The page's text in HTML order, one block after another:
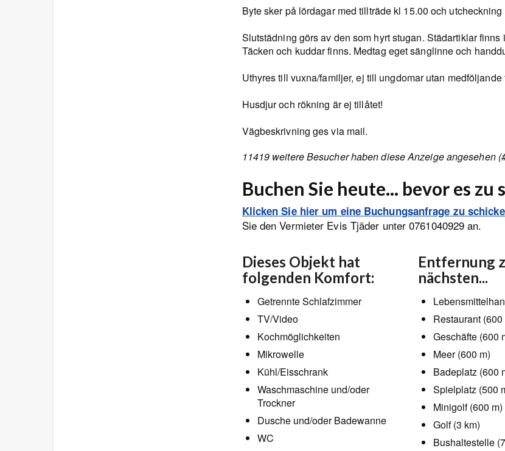
Byte sker på lördagar med tillträde kl 15.00 och
Slutstädning görs av den som hyrt stugan. Städartiklar finns
Täcken och kuddar finns. Medtag eget sänglinne och
Uthyres till vuxna/familjer, ej till ungdomar utan medföljande
Husdjur och rökning är ej tillåtet!
Vägbeskrivning ges via mail.
11419 weitere Besucher haben diese Anzeige angesehen
Buchen Sie heute... bevor es zu
Klicken Sie hier um eine Buchungsanfrage zu
Sie den Vermieter Evis Tjäder unter 0761040929 an.
Dieses Objekt hat
folgenden Komfort:
Getrennte Schlafzimmer
TV/Video
Kochmöglichkeiten
Mikrowelle
Kühl/Eisschrank
Waschmaschine und/oder
Trockner
Dusche und/oder Badewanne
WC
Entfernung
nächsten...
Restaurant (600
Geschäfte (600
Meer (600 m)
Badeplatz (600
Spielplatz (500
Minigolf (600 m)
Golf (3 km)
Bushaltestelle